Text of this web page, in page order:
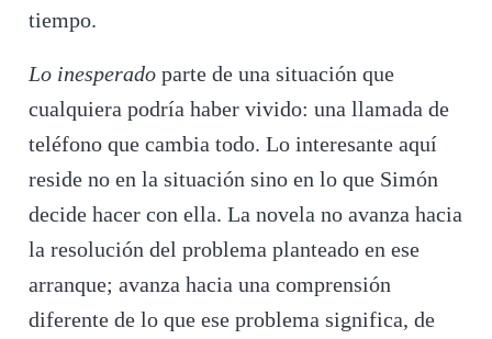
tiempo.
Lo inesperadoparte de una situación que
cualquiera podría haber vivido: una llamada de
teléfono que cambia todo. Lo interesante aquí
reside no en la situación sino en lo que Simón
decide hacer con ella. La novela no avanza hacia
la resolución del problema planteado en ese
arranque; avanza hacia una comprensión
diferente de lo que ese problema significa, de